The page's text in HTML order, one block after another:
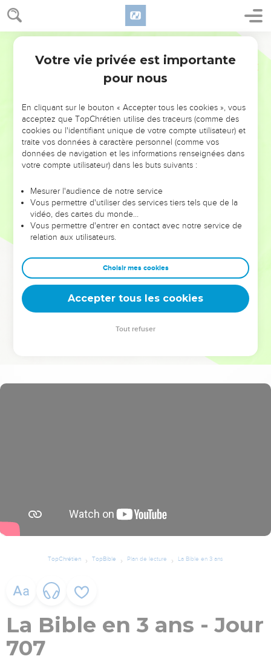
NE MANQUEZ PAS L’ÉVÉNEMENT
DE L’ANNÉE !
ET SI LEURS ERREURS POUVAIENT VOUS ÉVITER LES
VOTRES ?
leur foi ou leur vision. Mais on voit moins les doutes, les erreurs
et les saisons difficiles qu'ils ont traversés, alors même que ce
sont elles qui les ont façonnés.
Dans cette conférence, leaders, entrepreneurs, et responsables
clés pour avancer avec plus de sagesse afin que leurs erreurs
deviennent vos tremplins. Que vous guidiez un ministère, une
équipe, un groupe ou une famille, leur expérience est faite
TopChrétien TopBible Plan de lecture La Bible en 3 ans
La Bible en 3 ans - Jour
707
Votre vie privée est importante
pour nous
En cliquant sur le bouton « Accepter tous les cookies », vous
acceptez que TopChrétien utilise des traceurs (comme des
cookies ou l'identifiant unique de votre compte utilisateur) et
traite vos données à caractère personnel (comme vos
données de navigation et les informations renseignées dans
votre compte utilisateur) dans les buts suivants :
Mesurer l'audience de notre service
Vous permettre d'utiliser des services tiers tels que de la
vidéo, des cartes du monde…
Vous permettre d'entrer en contact avec notre service de
relation aux utilisateurs.
Choisir mes cookies
Accepter tous les cookies
Tout refuser